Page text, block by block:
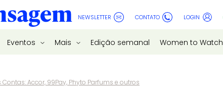
NEWSLETTER CONTATO LOGIN
Eventos Mais Edição semanal Women to Watch
Accor, 99Pay, Phyto Parfums e outros